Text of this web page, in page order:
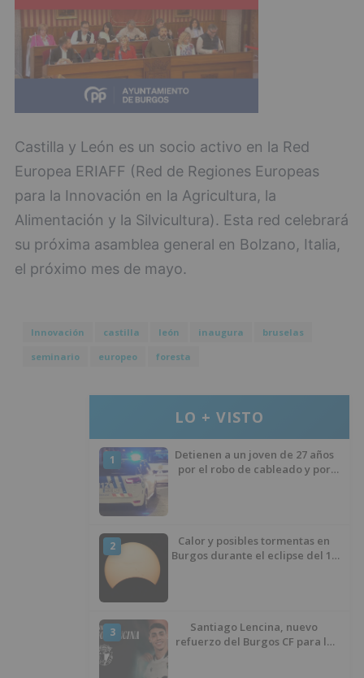
Castilla y León es un socio activo en la Red
Europea ERIAFF (Red de Regiones Europeas
para la Innovación en la Agricultura, la
Alimentación y la Silvicultura). Esta red celebrará
su próxima asamblea general en Bolzano, Italia,
el próximo mes de mayo.
Innovación castilla león inaugura
bruselas
seminario
europeo foresta
LO + VISTO
1
Detienen a un joven de 27 años
por el robo de cableado y por
2
Calor y posibles tormentas en
Burgos durante el eclipse del 12
3
Santiago Lencina, nuevo
refuerzo del Burgos CF para la